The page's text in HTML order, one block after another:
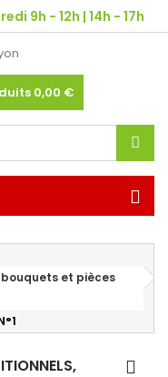
9h - 12h | 14h - 17h
0,00 €
et pièces